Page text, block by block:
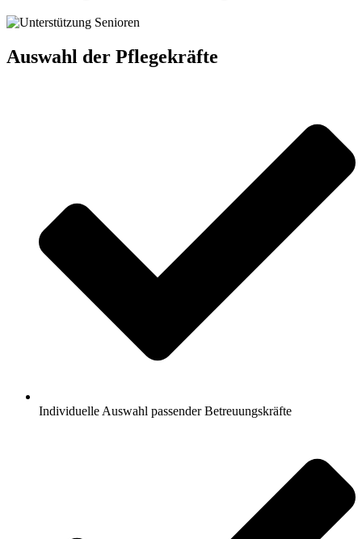
Auswahl der Pflegekräfte
Individuelle Auswahl passender Betreuungskräfte